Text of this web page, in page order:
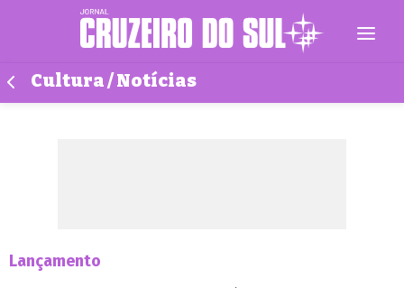
Cultura / Notícias
Lançamento